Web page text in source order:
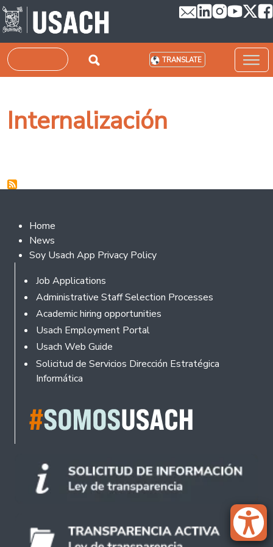
Skip to main content
Search TRANSLATE
Internalización
Footer 2
Home
News
Soy Usach App Privacy Policy
Footer
Job Applications
Administrative Staff Selection Processes
Academic hiring opportunities
Usach Employment Portal
Usach Web Guide
Solicitud de Servicios Dirección Estratégica
Informática